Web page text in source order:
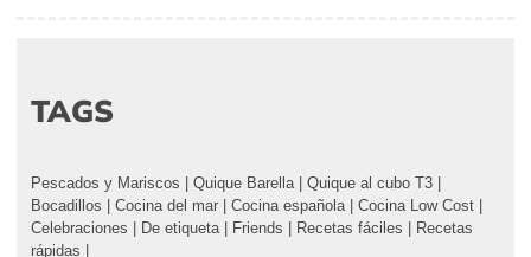
TAGS
Pescados y Mariscos Quique Barella| Quique al cubo T3
Bocadillos
Cocina del mar Cocina española| Cocina Low Cost
Celebraciones
De etiqueta| Friends Recetas fáciles
Recetas
rápidas